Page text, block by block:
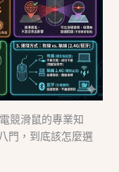
競滑鼠的專業知
門，到底該怎麼選